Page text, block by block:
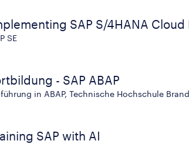
SAP S/4HANA
SE
- SAP ABAP
in ABAP, Technische Hochschule
SAP with AI